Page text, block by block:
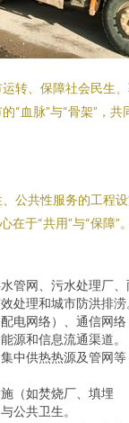
转、保障社会民生
“血脉”与“骨架”，共
公共性服务的工程
在于“共用”与“保障”
管网、污水处理厂、
处理和城市防洪排涝
电网络）、通信网络
源和信息流通渠道。
中供热热源及管网等
（如焚烧厂、填埋
公共卫生。